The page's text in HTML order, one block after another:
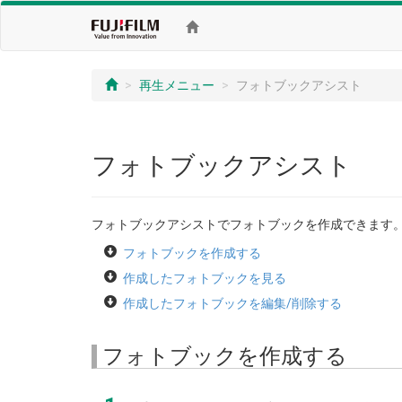
再生メニュー フォトブックアシスト
フォトブックアシスト
フォトブックアシストでフォトブックを作成できます。
フォトブックを作成する
作成したフォトブックを見る
作成したフォトブックを編集/削除する
フォトブックを作成する